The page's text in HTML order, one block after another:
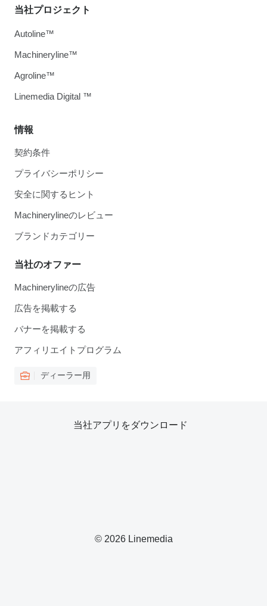
情報
契約条件
プライバシーポリシー
安全に関するヒント
Machinerylineのレビュー
ブランドカテゴリー
当社のオファー
Machinerylineの広告
広告を掲載する
バナーを掲載する
アフィリエイトプログラム
ディーラー用
当社プロジェクト
Autoline™
Machineryline™
Agroline™
Linemedia Digital ™
© 2026 Linemedia
当社アプリをダウンロード